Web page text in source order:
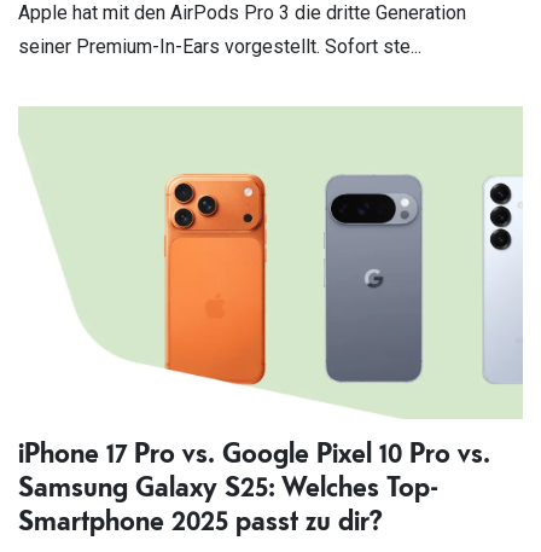
Apple hat mit den AirPods Pro 3 die dritte Generation
seiner Premium-In-Ears vorgestellt. Sofort ste...
iPhone 17 Pro vs. Google Pixel 10 Pro vs.
Samsung Galaxy S25: Welches Top-
Smartphone 2025 passt zu dir?